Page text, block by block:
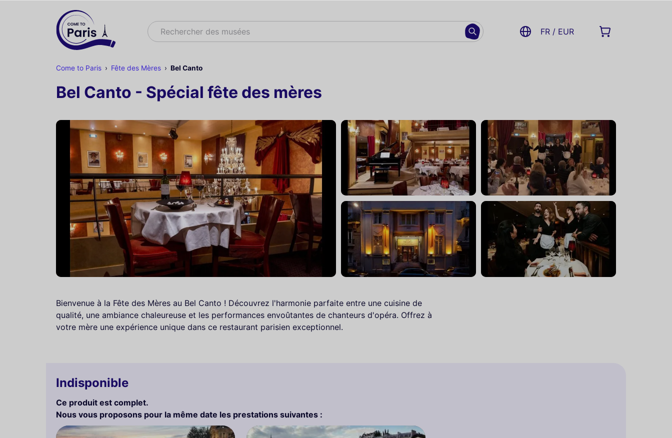
Rechercher
Rechercher des musées FR / EUR
Come to Paris Fête des Mères Bel Canto
Bel Canto - Spécial fête des mères
Bienvenue à la Fête des Mères au Bel Canto ! Découvrez l'harmonie parfaite entre une cuisine de
qualité, une ambiance chaleureuse et les performances envoûtantes de chanteurs d'opéra. Offrez à
votre mère une expérience unique dans ce restaurant parisien exceptionnel.
Indisponible
Ce produit est complet.
Nous vous proposons pour la même date les prestations suivantes :